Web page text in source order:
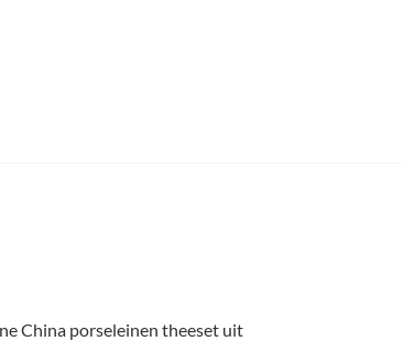
China porseleinen theeset uit